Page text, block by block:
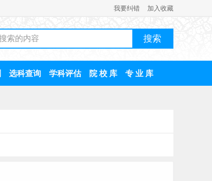
我要纠错 加入收藏
选科查询 学科评估 院 校 库 专 业 库